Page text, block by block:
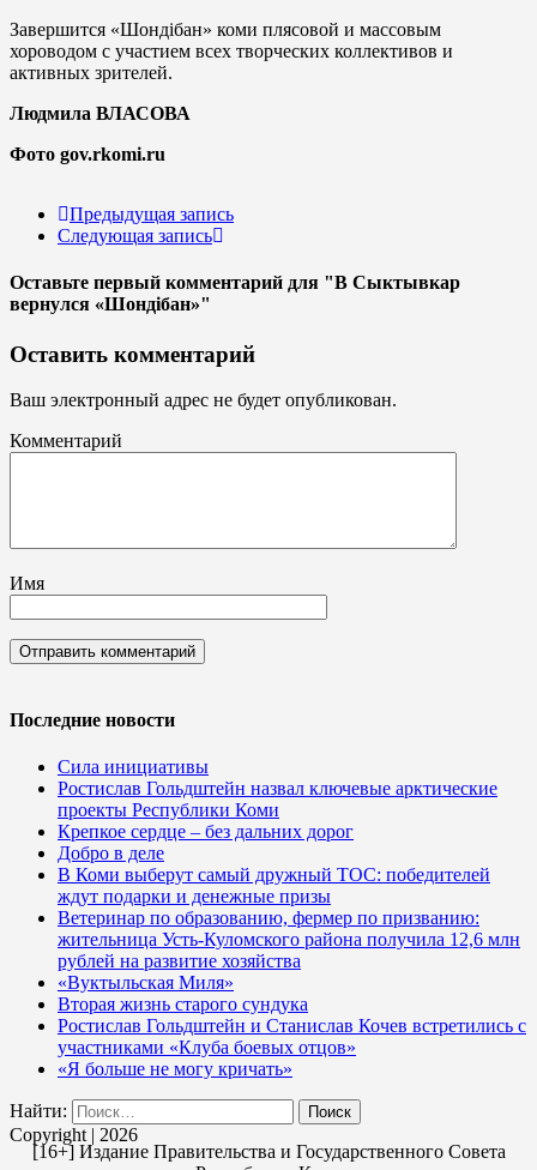
Завершится «Шондiбан» коми плясовой и массовым
хороводом с участием всех творческих коллективов и
активных зрителей.
Людмила ВЛАСОВА
Фото gov.rkomi.ru
Предыдущая запись
Следующая запись
Оставьте первый комментарий для "В Сыктывкар
вернулся «Шондiбан»"
Оставить комментарий
Ваш электронный адрес не будет опубликован.
Комментарий
Имя
Последние новости
Сила инициативы
Ростислав Гольдштейн назвал ключевые арктические
проекты Республики Коми
Крепкое сердце – без дальних дорог
Добро в деле
В Коми выберут самый дружный ТОС: победителей
ждут подарки и денежные призы
Ветеринар по образованию, фермер по призванию:
жительница Усть-Куломского района получила 12,6 млн
рублей на развитие хозяйства
«Вуктыльская Миля»
Вторая жизнь старого сундука
Ростислав Гольдштейн и Станислав Кочев встретились с
участниками «Клуба боевых отцов»
«Я больше не могу кричать»
Найти:
Copyright | 2026
[16+] Издание Правительства и Государственного Совета